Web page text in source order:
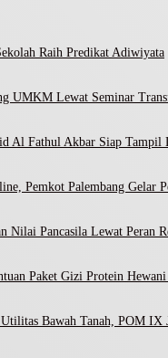
Raih Predikat Adiwiyata
UMKM Lewat Seminar
Al Fathul Akbar Siap Tampil
Pemkot Palembang Gelar
Nilai Pancasila Lewat Peran
Paket Gizi Protein
Utilitas Bawah Tanah, POM